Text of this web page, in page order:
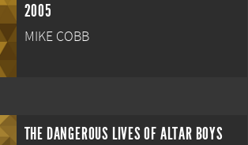
2005
MIKE COBB
THE DANGEROUS LIVES OF ALTAR BOYS